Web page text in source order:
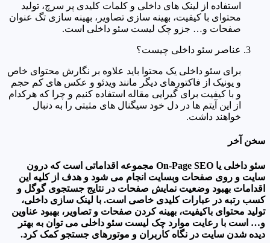
استفاده از لینک های داخلی و کلمات کلیدی پر سرچ، تولید
محتوای با کیفیت، بهینه سازی تصاویر، بهینه سازی تگ عنوان
صفحات و… جزو چک لیست سئو داخلی است.
عناصر سئو داخلی چیست؟
برای سئو داخلی یک محتوا باید علاوه بر نگارش محتوای خاص
و یونیک از فاکتورهای دیگر مانند ویدئو و عکس های کم حجم
و با کیفیت برای گیرایی مقاله استفاده کنیم و چرا که هرکدام
از این آیتم ها در دل خود سیگنال های مثبتی را به دنبال
خواهند داشت.
سخن آخر
سئو داخلی یا On-Page SEO مجموعه اقداماتی است که درون
سایت و روی صفحات وبسایت انجام می شود و هدف از کلیه این
اقدامات بهبود وضعیت نمایش صفحات در نتایج جستجوی گوگل و
کسب رتبه در عبارات کلیدی خاصی است. با لینک سازی داخلی،
تولید محتوای باکیفیت، بهینه کردن صفحات و تصاویر، بهبود عناوین
و… است با رعایت موارد چک لیست سئو داخلی می توان به بهتر
دیده شدن سایت در نگاه کاربران و موتورهای جستجو کمک کرد.